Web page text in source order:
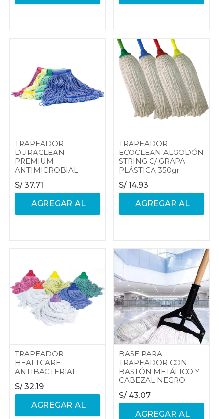
TRAPEADOR
DURACLEAN
PREMIUM
ANTIMICROBIAL
S/ 37.71
AGREGAR AL
TRAPEADOR
ECOCLEAN ALGODÓN
STRING C/ GRAPA
PLÁSTICA 350gr
S/ 14.93
AGREGAR AL
TRAPEADOR
HEALTCARE
ANTIBACTERIAL
S/ 32.19
AGREGAR AL
BASE PARA
TRAPEADOR CON
BASTÓN METÁLICO Y
CABEZAL NEGRO
S/ 43.07
AGREGAR AL